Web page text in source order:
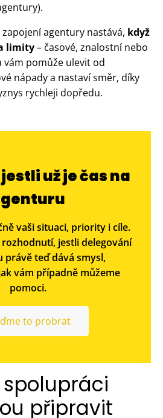
agentury nastává, když
limity– časové, znalostní nebo
pomůže ulevit od
nápady a nastaví směr, díky
rychleji dopředu.
už je čas na
vaši situaci, priority i cíle.
jestli delegování
právě teď dává smysl,
vám případně můžeme
pomoci.
to probrat
připravit